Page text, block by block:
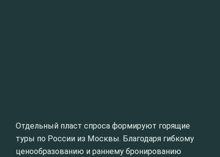
Отдельный пласт спроса формируют горящие
туры по России из Москвы. Благодаря гибкому
ценообразованию и раннему бронированию